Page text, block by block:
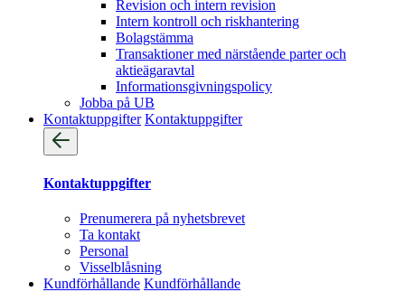
Revision och intern revision
Intern kontroll och riskhantering
Bolagstämma
Transaktioner med närstående parter och
aktieägaravtal
Informationsgivningspolicy
Jobba på UB
Kontaktuppgifter Kontaktuppgifter
Kontaktuppgifter
Prenumerera på nyhetsbrevet
Ta kontakt
Personal
Visselblåsning
Kundförhållande Kundförhållande